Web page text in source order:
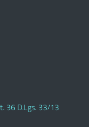
36 D.Lgs. 33/13